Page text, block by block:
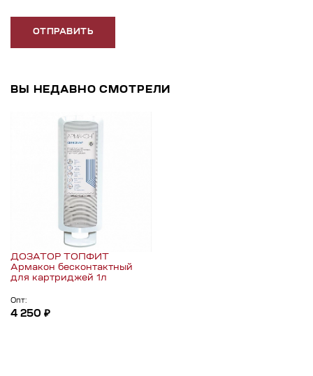
ОТПРАВИТЬ
ВЫ НЕДАВНО СМОТРЕЛИ
ДОЗАТОР ТОПФИТ
Армакон бесконтактный
для картриджей 1л
Опт:
4 250 ₽